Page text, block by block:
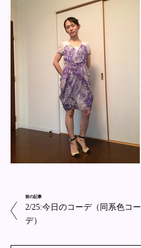
前の記事
2/25:今日のコーデ（同系色コー
デ）